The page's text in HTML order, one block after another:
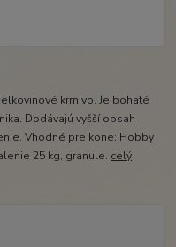
krmivo. Je bohaté
Dodávajú vyšší obsah
Vhodné pre kone: Hobby
25 kg, granule. celý